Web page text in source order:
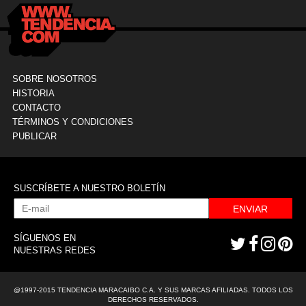
SOBRE NOSOTROS
HISTORIA
CONTACTO
TÉRMINOS Y CONDICIONES
PUBLICAR
SUSCRÍBETE A NUESTRO BOLETÍN
ENVIAR
SÍGUENOS EN
NUESTRAS REDES
@1997-2015 TENDENCIA MARACAIBO C.A. Y SUS MARCAS AFILIADAS. TODOS LOS
DERECHOS RESERVADOS.